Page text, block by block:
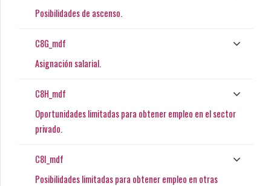
Posibilidades de ascenso.
C8G_mdf
Asignación salarial.
C8H_mdf
Oportunidades limitadas para obtener empleo en el sector
privado.
C8I_mdf
Posibilidades limitadas para obtener empleo en otras